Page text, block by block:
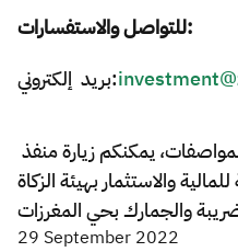
للتواصل والاستفسارات:
بريد إلكتروني:
والاستثمار بهيئة الزكاة
29 September 2022